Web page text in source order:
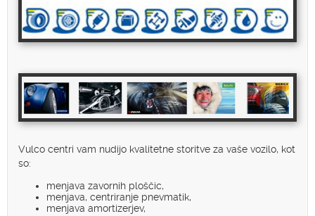
Vulco centri vam nudijo kvalitetne storitve za vaše vozilo, kot
so:
menjava zavornih ploščic,
menjava, centriranje pnevmatik,
menjava amortizerjev,